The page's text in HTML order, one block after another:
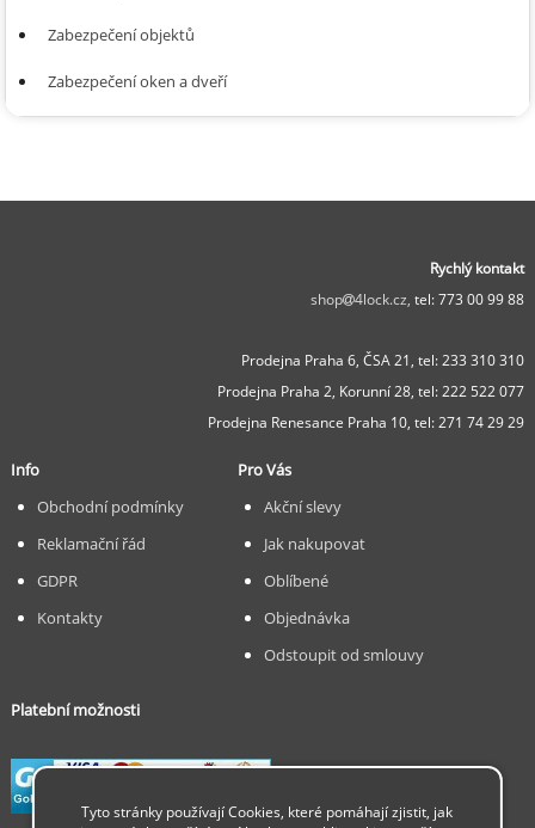
Zabezpečení objektů
Zabezpečení oken a dveří
Rychlý kontakt
shop
4lock.cz, tel: 773 00 99 88
Prodejna Praha 6, ČSA 21, tel: 233 310 310
Prodejna Praha 2, Korunní 28, tel: 222 522 077
Prodejna Renesance Praha 10, tel: 271 74 29 29
Info
Obchodní podmínky
Reklamační řád
GDPR
Kontakty
Pro Vás
Akční slevy
Jak nakupovat
Oblíbené
Objednávka
Odstoupit od smlouvy
Platební možnosti
Tyto stránky používají Cookies, které pomáhají zjistit, jak